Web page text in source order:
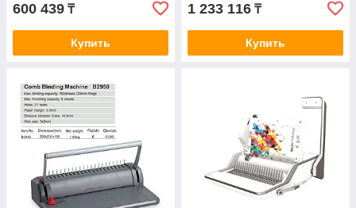
600 439 ₸
Купить
1 233 116 ₸
Купить